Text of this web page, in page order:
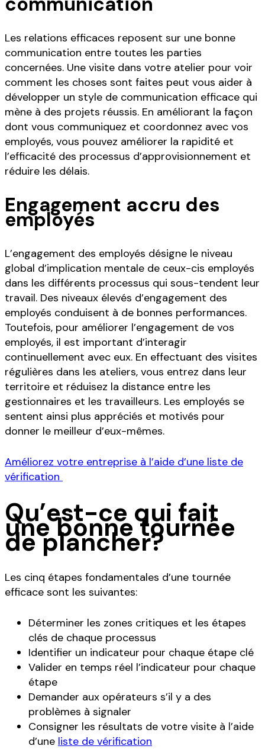
Les relations efficaces reposent sur une bonne
communication entre toutes les parties
concernées. Une visite dans votre atelier pour voir
comment les choses sont faites peut vous aider à
développer un style de communication efficace qui
mène à des projets réussis. En améliorant la façon
dont vous communiquez et coordonnez avec vos
employés, vous pouvez améliorer la rapidité et
l’efficacité des processus d’approvisionnement et
réduire les délais.
Engagement accru des
employés
L’engagement des employés désigne le niveau
global d’implication mentale de ceux-cis employés
dans les différents processus qui sous-tendent leur
travail. Des niveaux élevés d’engagement des
employés conduisent à de bonnes performances.
Toutefois, pour améliorer l’engagement de vos
employés, il est important d’interagir
continuellement avec eux. En effectuant des visites
régulières dans les ateliers, vous entrez dans leur
territoire et réduisez la distance entre les
gestionnaires et les travailleurs. Les employés se
sentent ainsi plus appréciés et motivés pour
donner le meilleur d’eux-mêmes.
Améliorez votre entreprise à l’aide d’une liste de
vérification
Qu’est-ce qui fait
une bonne tournée
de plancher?
Les cinq étapes fondamentales d’une tournée
efficace sont les suivantes:
Déterminer les zones critiques et les étapes
clés de chaque processus
Identifier un indicateur pour chaque étape clé
Valider en temps réel l’indicateur pour chaque
étape
Demander aux opérateurs s’il y a des
problèmes à signaler
Consigner les résultats de votre visite à l’aide
d’une liste de vérification